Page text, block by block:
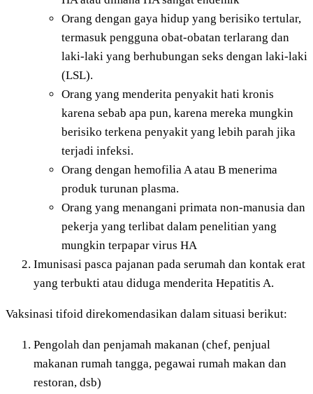
Orang dengan gaya hidup yang berisiko tertular,
termasuk pengguna obat-obatan terlarang dan
laki-laki yang berhubungan seks dengan laki-laki
(LSL).
Orang yang menderita penyakit hati kronis
karena sebab apa pun, karena mereka mungkin
berisiko terkena penyakit yang lebih parah jika
terjadi infeksi.
Orang dengan hemofilia A atau B menerima
produk turunan plasma.
Orang yang menangani primata non-manusia dan
pekerja yang terlibat dalam penelitian yang
mungkin terpapar virus HA
Imunisasi pasca pajanan pada serumah dan kontak erat
yang terbukti atau diduga menderita Hepatitis A.
Vaksinasi tifoid direkomendasikan dalam situasi berikut:
Pengolah dan penjamah makanan (chef, penjual
makanan rumah tangga, pegawai rumah makan dan
restoran, dsb)